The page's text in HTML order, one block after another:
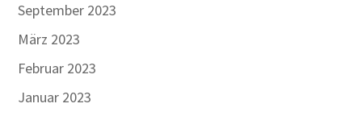
September 2023
März 2023
Februar 2023
Januar 2023